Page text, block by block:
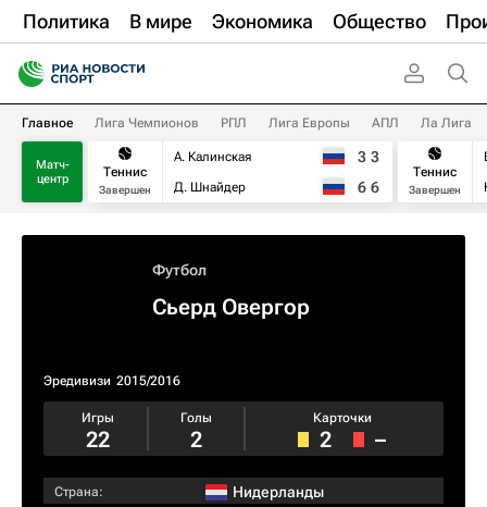
Политика В мире Экономика Общество
Главное Лига Чемпионов РПЛ Лига Европы АПЛ Ла Лига
Матч-
центр
Теннис
Завершен
А. Калинская
Д. Шнайдер
3 3
6 6
Теннис
Завершен
Футбол
Сьерд Овергор
Эредивизи 2015/2016
Игры
22
Голы
2
Карточки
2 –
Страна: Нидерланды